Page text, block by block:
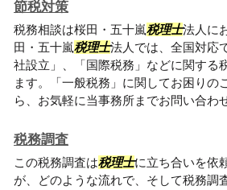
節税対策
税務相談は桜田・五十嵐税理士法人に
田・五十嵐税理士法人では、全国対応
社設立」、「国際税務」などに関する
ます。「一般税務」に関してお困りの
ら、お気軽に当事務所までお問い合わ
税務調査
この税務調査は税理士に立ち合いを依
が、どのような流れで、そして税務調